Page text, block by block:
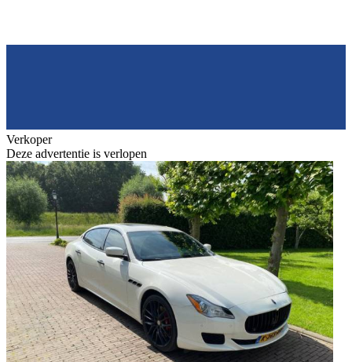
Verkoper
Deze advertentie is verlopen